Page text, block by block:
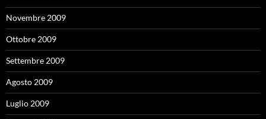
Novembre 2009
Ottobre 2009
Settembre 2009
Agosto 2009
Luglio 2009